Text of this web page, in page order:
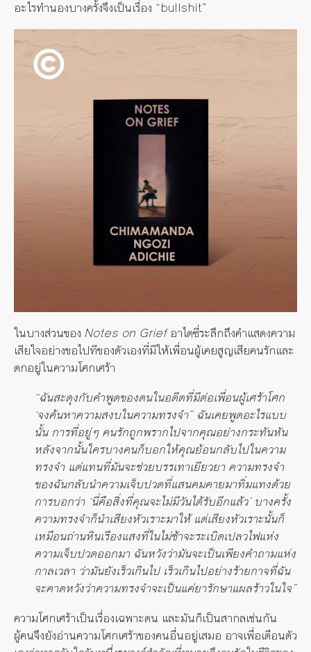
อะไรทำนองบางครั้งจึงเป็นเรื่อง “bullshit”
ในบางส่วนของ Notes on Griefอาไดซี่ระลึกถึงคำแสดงความ
เสียใจอย่างขอไปทีของตัวเองที่มีให้เพื่อนผู้เคยสูญเสียคนรักและ
ตกอยู่ในความโศกเศร้า
“ฉันสะดุงกับคำพูดของตนในอดีตที่มีต่อเพื่อนผู้เศร้าโศก
‘จงค้นหาความสงบในความทรงจำ” ฉันเคยพูดอะไรแบบ
นั้น การที่อยู่ๆ คนรักถูกพรากไปจากคุณอย่างกระทันหัน
หลังจากนั้นใครบางคนก็บอกให้คุณย้อนกลับไปในความ
ทรงจำ แต่แทนที่มันจะช่วยบรรเทาเยียวยา ความทรงจำ
ของฉันกลับนำความเจ็บปวดที่แสนคมคายมาทิ่มแทงด้วย
การบอกว่า ‘นี่คือสิ่งที่คุณจะไม่มีวันได้รับอีกแล้ว’ บางครั้ง
ความทรงจำก็นำเสียงหัวเราะมาให้ แต่เสียงหัวเราะนั้นก็
เหมือนถ่านหินเรืองแสงที่ในไม่ช้าจะระเบิดเปลวไฟแห่ง
ความเจ็บปวดออกมา ฉันหวังว่ามันจะเป็นเพียงคำถามแห่ง
กาลเวลา ว่ามันยังเร็วเกินไป เร็วเกินไปอย่างร้ายกาจที่ฉัน
จะคาดหวังว่าความทรงจำจะเป็นแค่ยารักษาแผลร้าวในใจ”
ความโศกเศร้าเป็นเรื่องเฉพาะตน และมันก็เป็นสากลเช่นกัน
ผู้คนจึงยังอ่านความโศกเศร้าของคนอื่นอยู่เสมอ อาจเพื่อเตือนตัว